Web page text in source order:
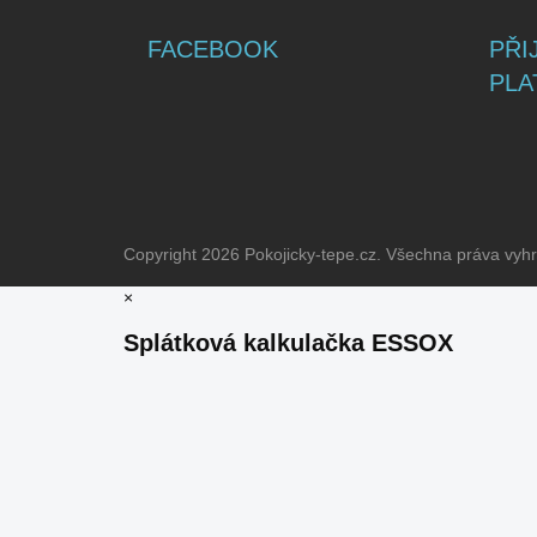
FACEBOOK
Copyright 2026 Pokojicky-tepe.cz . Všechna práva
×
Splátková kalkulačka ESSOX